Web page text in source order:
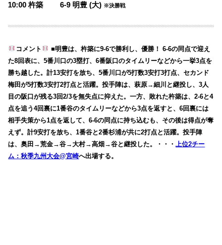
10:00 杵築 6-9 明豊 (大) ※決勝戦
コメント
■明豊は、杵築に9-6で勝利し、優勝！ 6-6の同点で迎え
た8回表に、5番川口の3塁打、6番阪口のタイムリーなどから一挙3点を
勝ち越した。計13安打を放ち、5番川口が5打数3安打3打点、セカンド
梅田が5打数3安打2打点と活躍。投手陣は、萩原→細川と継投し、3人
目の阪口が残る3回2/3を無失点に抑えた。一方、敗れた杵築は、2-6と4
点を追う4回裏に1番谷のタイムリーなどから3点を返すと、6回裏には
相手失策から1点を返して、6-6の同点に持ち込むも、その後は得点が奪
えず。計9安打を放ち、1番谷と2番杉浦が共に2打点と活躍。投手陣
は、奥田→荒金→谷→大村→高畑→谷と継投した。・・・
上位2チー
ム：秋季九州大会@宮崎へ出場する。